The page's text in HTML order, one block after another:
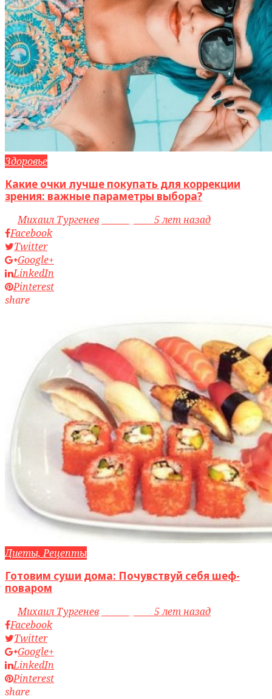
Здоровье
Какие очки лучше покупать для коррекции
зрения: важные параметры выбора?
byМихаил Тургенев
5 лет назад
Facebook
Twitter
Google+
LinkedIn
Pinterest
share
Диеты, Рецепты
Готовим суши дома: Почувствуй себя шеф-
поваром
byМихаил Тургенев
5 лет назад
Facebook
Twitter
Google+
LinkedIn
Pinterest
share